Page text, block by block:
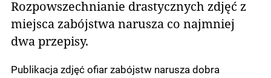
Rozpowszechnianie drastycznych zdjęć z
miejsca zabójstwa narusza co najmniej
dwa przepisy.
Publikacja zdjęć ofiar zabójstw narusza dobra